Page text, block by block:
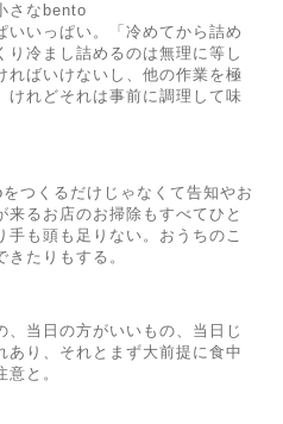
さな bento
いっぱい。
「冷めてから詰め
り冷まし詰めるのは無理に等し
ればいけないし、他の作業を極
けれどそれは事前に調理して味
をつくるだけじゃなくて告知やお
来るお店のお掃除もすべてひと
も頭も足りない。 おうちのこ
たりもする。
当日の方がいいもの、 当日じ
り、 それとまず大前提に食中
と。